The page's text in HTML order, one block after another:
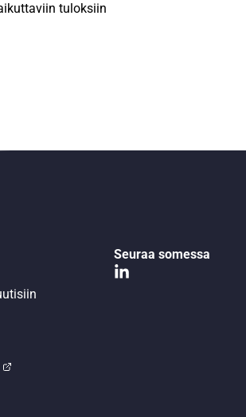
tuloksiin
Seuraa somessa